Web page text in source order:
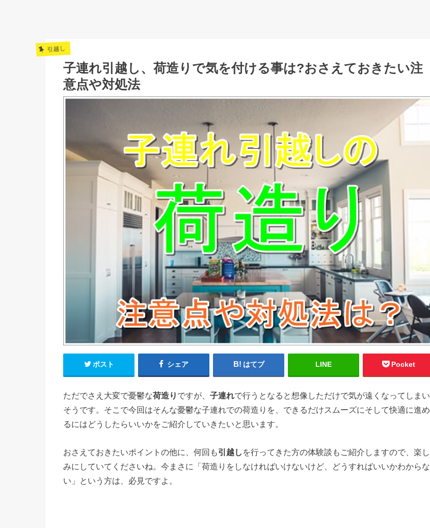
引越し
子連れ引越し、荷造りで気を付ける事は?おさえておきたい注
意点や対処法
ポスト シェア はてブ LINE Pocket
ただでさえ大変で憂鬱な荷造り ですが、 子連れで行うとなると想像しただけで気が遠くなってしまい
そうです。そこで今回はそんな憂鬱な子連れでの荷造りを、できるだけスムーズにそして快適に進め
るにはどうしたらいいかをご紹介していきたいと思います。
おさえておきたいポイントの他に、何回も引越し を行ってきた方の体験談もご紹介しますので、楽し
みにしていてくださいね。今まさに「荷造りをしなければいけないけど、どうすればいいかわからな
い」という方は、必見ですよ。